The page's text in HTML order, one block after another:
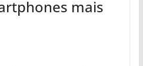
mais